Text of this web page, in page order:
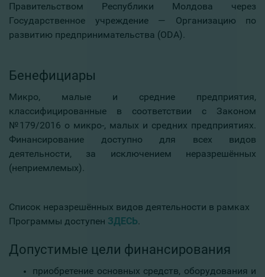
Правительством Республики Молдова через
Государственное учреждение — Организацию по
развитию предпринимательства (ODA).
Бенефициары
Микро, малые и средние предприятия,
классифицированные в соответствии с Законом
№179/2016 о микро-, малых и средних предприятиях.
Финансирование доступно для всех видов
деятельности, за исключением неразрешённых
(неприемлемых).
Список неразрешённых видов деятельности в рамках
Программы доступен ЗДЕСЬ.
Допустимые цели финансирования
приобретение основных средств, оборудования и